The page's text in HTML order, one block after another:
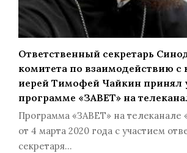
Ответственный секретарь
комитета по взаимодействию с
иерей Тимофей Чайкин принял
программе «ЗАВЕТ» на
Программа «ЗАВЕТ» на телеканале
от 4 марта 2020 года с участием
секретаря…